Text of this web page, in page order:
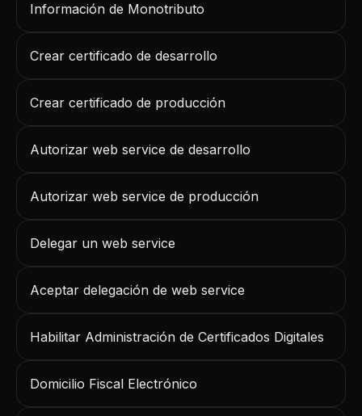
Información de Monotributo
Crear certificado de desarrollo
Crear certificado de producción
Autorizar web service de desarrollo
Autorizar web service de producción
Delegar un web service
Aceptar delegación de web service
Habilitar Administración de Certificados Digitales
Domicilio Fiscal Electrónico